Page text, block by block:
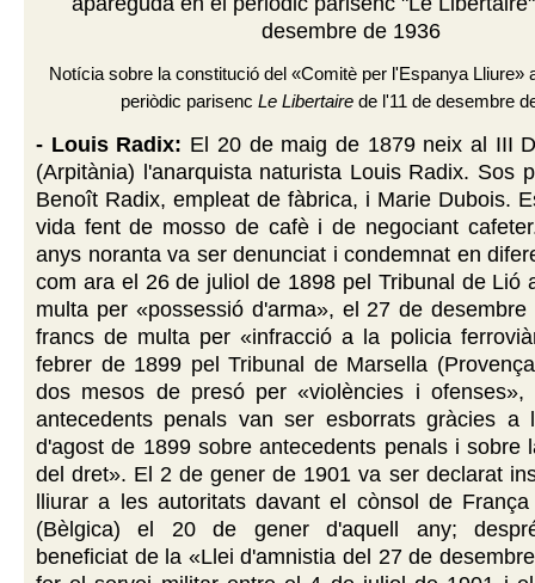
Notícia sobre la constitució del «Comitè per l'Espanya Lliure»
periòdic parisencLe Libertaire de l'11 de desembre
- Louis Radix: El 20 de maig de 1879 neix al III
(Arpitània) l'anarquista naturista Louis Radix. Sos
Benoît Radix, empleat de fàbrica, i Marie Dubois.
vida fent de mosso de cafè i de negociant
anys noranta va ser denunciat i condemnat en
com ara el 26 de juliol de 1898 pel Tribunal de Lió
multa per «possessió d'arma», el 27 de
francs de multa per «infracció a la policia
febrer de 1899 pel Tribunal de Marsella
dos mesos de presó per «violències i
antecedents penals van ser esborrats gràcies
d'agost de 1899 sobre antecedents penals i sobre
del dret». El 2 de gener de 1901 va ser declarat
lliurar a les autoritats davant el cònsol de França
(Bèlgica) el 20 de gener d'aquell any;
beneficiat de la «Llei d'amnistia del 27 de